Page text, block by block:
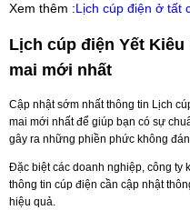
Xem thêm :Lịch cúp điện ở tất
Lịch cúp điện Yết
mai mới nhất
Cập nhật sớm nhất thông tin Lịch
mai mới nhất để giúp bạn có sự
gây ra những phiền phức không
Đặc biệt các doanh nghiệp, công ty
thông tin cúp điện cần cập nhật
hiệu quả.